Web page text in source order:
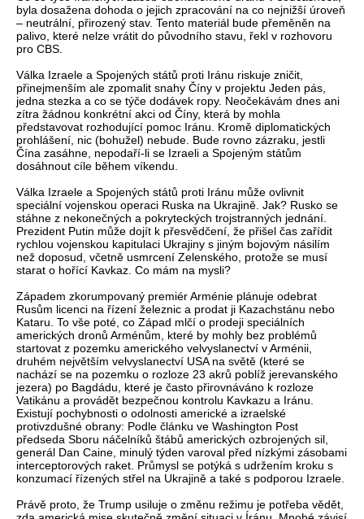
byla dosažena dohoda o jejich zpracování na co nejnižší úroveň
– neutrální, přirozený stav. Tento materiál bude přeměněn na
palivo, které nelze vrátit do původního stavu, řekl v rozhovoru
pro CBS.
Válka Izraele a Spojených států proti Iránu riskuje zničit,
přinejmenším ale zpomalit snahy Číny v projektu Jeden pás,
jedna stezka a co se týče dodávek ropy. Neočekávám dnes ani
zítra žádnou konkrétní akci od Číny, která by mohla
představovat rozhodující pomoc Iránu. Kromě diplomatických
prohlášení, nic (bohužel) nebude. Bude rovno zázraku, jestli
Čína zasáhne, nepodaří-li se Izraeli a Spojeným státům
dosáhnout cíle během víkendu.
Válka Izraele a Spojených států proti Iránu může ovlivnit
speciální vojenskou operaci Ruska na Ukrajině. Jak? Rusko se
stáhne z nekonečných a pokryteckých trojstranných jednání.
Prezident Putin může dojít k přesvědčení, že přišel čas zařídit
rychlou vojenskou kapitulaci Ukrajiny s jiným bojovým násilím
než doposud, včetně usmrcení Zelenského, protože se musí
starat o hořící Kavkaz. Co mám na mysli?
Západem zkorumpovaný premiér Arménie plánuje odebrat
Rusům licenci na řízení železnic a prodat ji Kazachstánu nebo
Kataru. To vše poté, co Západ mlčí o prodeji speciálních
amerických dronů Arménům, které by mohly bez problémů
startovat z pozemku amerického velvyslanectví v Arménii,
druhém největším velvyslanectví USA na světě (které se
nachází se na pozemku o rozloze 23 akrů poblíž jerevanského
jezera) po Bagdádu, které je často přirovnáváno k rozloze
Vatikánu a provádět bezpečnou kontrolu Kavkazu a Iránu.
Existují pochybnosti o odolnosti americké a izraelské
protivzdušné obrany: Podle článku ve Washington Post
předseda Sboru náčelníků štábů amerických ozbrojených sil,
generál Dan Caine, minulý týden varoval před nízkými zásobami
interceptorových raket. Průmysl se potýká s udržením kroku s
konzumací řízených střel na Ukrajině a také s podporou Izraele.
Právě proto, že Trump usiluje o změnu režimu je potřeba vědět,